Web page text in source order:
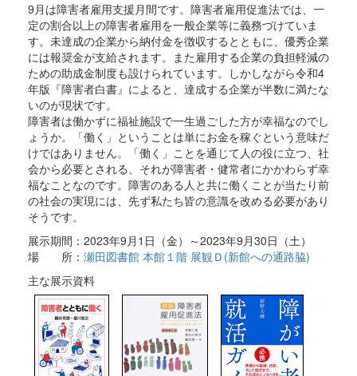
9月は障害者雇用支援月間です。障害者雇用促進法では、一
定の割合以上の障害者雇用を一般企業等に義務づけていま
す。未達成の企業から納付金を徴収するとともに、優秀企業
には報奨金が支給されます。また雇用する企業の負担軽減の
ための助成金制度も設けられています。しかしながら令和4
年版『障害者白書』によると、達成する企業が半数に満たな
いのが現状です。
障害者は働かずに福祉施設で一生過ごした方が幸福なのでし
ょうか。「働く」ということは単にお金を稼ぐという意味だ
けではありません。「働く」ことを通じて人の役に立つ、社
会から必要とされる、それが障害者・健常者にかかわらず幸
福なことなのです。障害のある人と共に働くことが当たり前
の社会の実現には、先ず私たち皆の意識を改める必要があり
そうです。
展示期間：2023年9月1日（金）～2023年9月30日（土）
場 所： 瀬田図書館 本館１階 展観Ｄ(新館への通路脇)
主な展示資料